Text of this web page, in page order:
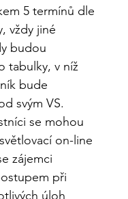
5 termínů dle
vždy jiné
budou
tabulky, v níž
bude
svým VS.
se mohou
on-line
zájemci
při
úloh